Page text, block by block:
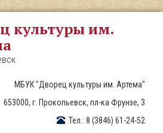
культуры им.
МБУК "Дворец культуры им. Артема"
653000, г. Прокопьевск, пл-ка Фрунзе, 3
Тел.: 8 (3846) 61-24-52